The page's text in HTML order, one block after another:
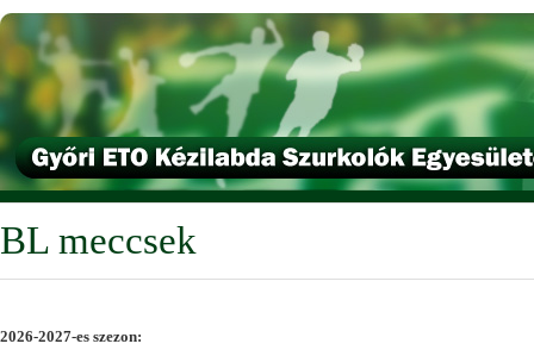
BL meccsek
2026-2027-es szezon: